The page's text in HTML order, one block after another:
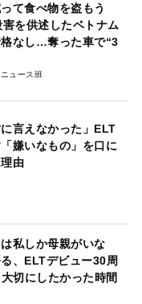
て食べ物を盗もう
を供述したベトナム
なし…奪った車で“3
ュース班
に言えなかった」ELT
嫌いなもの」を口に
由
は私しか母親がいな
、ELTデビュー30周
切にしたかった時間